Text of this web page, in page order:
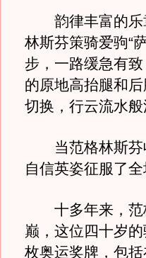
韵律丰富的乐
林斯芬策骑爱驹“
步，一路缓急有
的原地高抬腿和
切换，行云流水般
当范格林斯芬
自信英姿征服了
十多年来，范
巅，这位四十岁
枚奥运奖牌，包